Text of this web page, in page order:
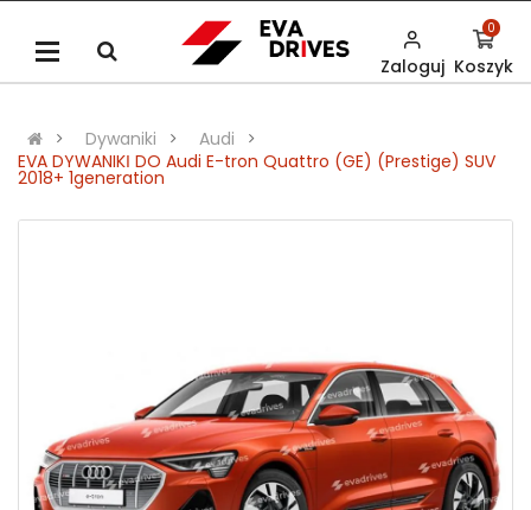
Zaloguj Koszyk
0
Dywaniki
Audi
EVA DYWANIKІ DO Audi E-tron Quattro (GE) (Prestige) SUV
2018+ 1generation